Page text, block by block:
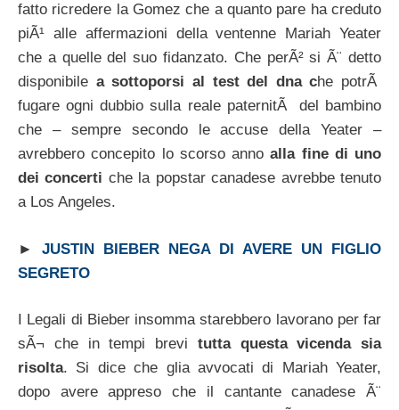
fatto ricredere la Gomez che a quanto pare ha creduto
piÃ¹ alle affermazioni della ventenne Mariah Yeater
che a quelle del suo fidanzato. Che perÃ² si Ã¨ detto
disponibile a sottoporsi al test del dna che potrÃ
fugare ogni dubbio sulla reale paternitÃ del bambino
che – sempre secondo le accuse della Yeater –
avrebbero concepito lo scorso anno alla fine di uno
dei concerti che la popstar canadese avrebbe tenuto
a Los Angeles.
► JUSTIN BIEBER NEGA DI AVERE UN FIGLIO
SEGRETO
I Legali di Bieber insomma starebbero lavorano per far
sÃ¬ che in tempi brevi tutta questa vicenda sia
risolta. Si dice che glia avvocati di Mariah Yeater,
dopo avere appreso che il cantante canadese Ã¨